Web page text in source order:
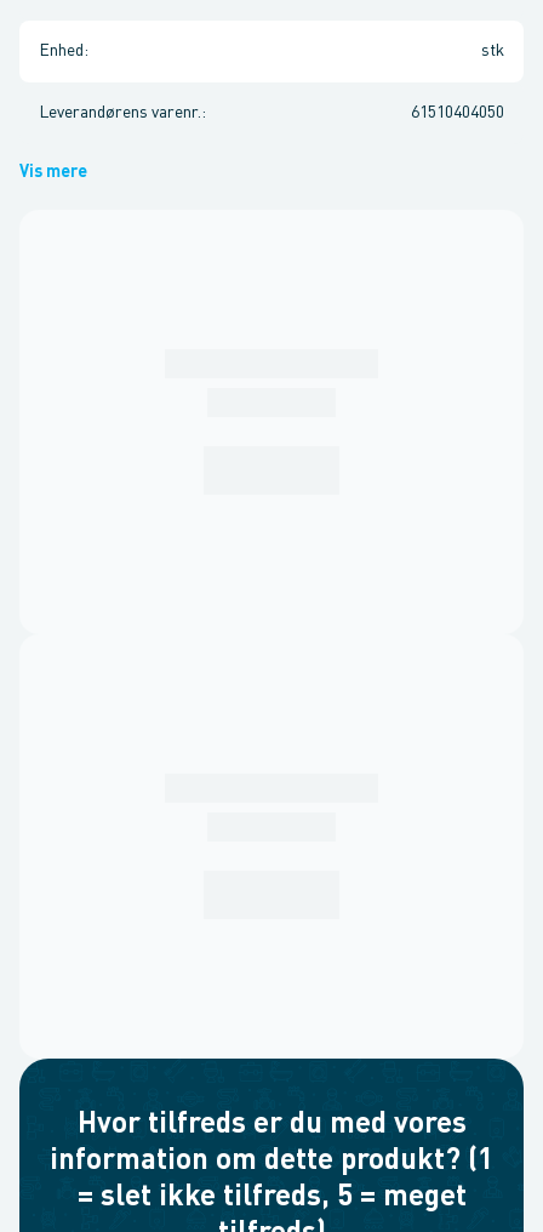
Enhed : stk
Leverandørens varenr. : 61510404050
Vis mere
Hvor tilfreds er du med vores
information om dette produkt? (1
= slet ikke tilfreds, 5 = meget